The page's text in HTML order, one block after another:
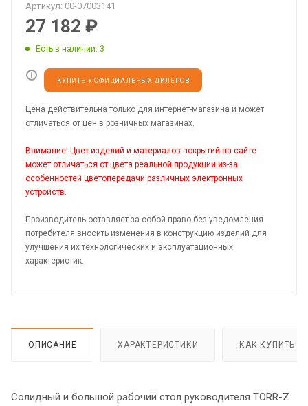
Артикул: 00-07003141
27 182 ₽
Есть в наличии: 3
КУПИТЬ У ОФИЦИАЛЬНЫХ ДИЛЕРОВ
Цена действительна только для интернет-магазина и может
отличаться от цен в розничных магазинах.
Внимание! Цвет изделий и материалов покрытий на сайте
может отличаться от цвета реальной продукции из-за
особенностей цветопередачи различных электронных
устройств.
Производитель оставляет за собой право без уведомления
потребителя вносить изменения в конструкцию изделий для
улучшения их технологических и эксплуатационных
характеристик.
ОПИСАНИЕ ХАРАКТЕРИСТИКИ КАК КУПИТЬ
Солидный и большой рабочий стол руководителя TORR-Z